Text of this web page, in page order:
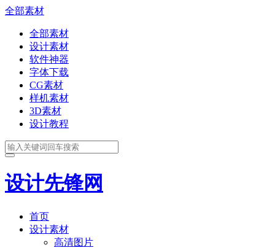
全部素材
全部素材
设计素材
软件神器
字体下载
CG素材
样机素材
3D素材
设计教程
设计先锋网
首页
设计素材
高清图片